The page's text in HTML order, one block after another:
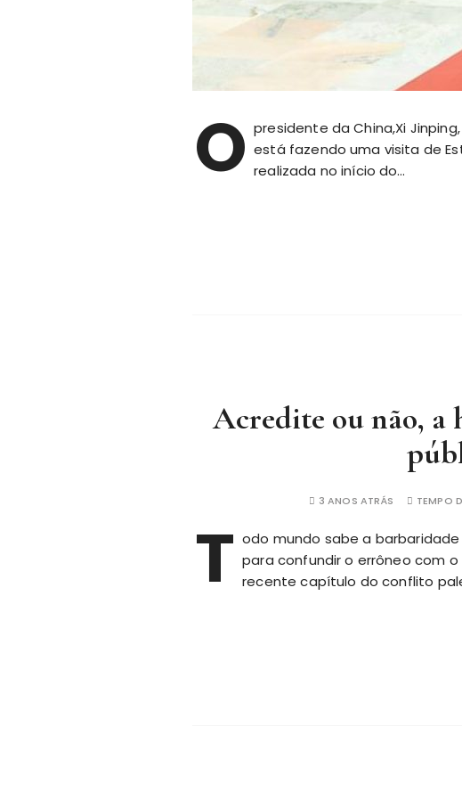
O presidente da China,Xi
está fazendo uma visita de
realizada no início do…
Acredite ou não, a
3 ANOS ATRÁS TEMPO
T odo mundo sabe a
para confundir o errôneo com
recente capítulo do conflito